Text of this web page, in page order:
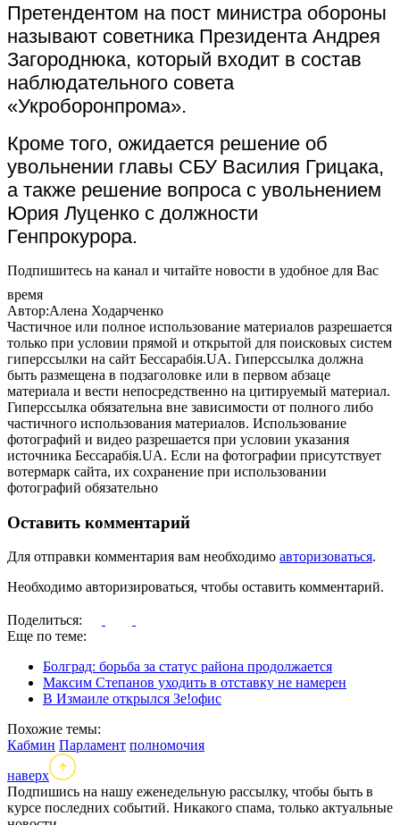
Претендентом на пост министра обороны
называют советника Президента Андрея
Загороднюка, который входит в состав
наблюдательного совета
«Укроборонпрома».
Кроме того, ожидается решение об
увольнении главы СБУ Василия Грицака,
а также решение вопроса с увольнением
Юрия Луценко с должности
Генпрокурора.
Подпишитесь на канал и читайте новости в удобное для Вас
время
Автор:Алена Ходарченко
Частичное или полное использование материалов разрешается
только при условии прямой и открытой для поисковых систем
гиперссылки на сайт Бессарабія.UA. Гиперссылка должна
быть размещена в подзаголовке или в первом абзаце
материала и вести непосредственно на цитируемый материал.
Гиперссылка обязательна вне зависимости от полного либо
частичного использования материалов. Использование
фотографий и видео разрешается при условии указания
источника Бессарабія.UA. Если на фотографии присутствует
вотермарк сайта, их сохранение при использовании
фотографий обязательно
Оставить комментарий
Для отправки комментария вам необходимо авторизоваться.
Необходимо авторизироваться, чтобы оставить комментарий.
Поделиться:
Еще по теме:
Болград: борьба за статус района продолжается
Максим Степанов уходить в отставку не намерен
В Измаиле открылся Зе!офис
Похожие темы:
Кабмин Парламент полномочия
наверх
Подпишись на нашу еженедельную рассылку, чтобы быть в
курсе последних событий. Никакого спама, только актуальные